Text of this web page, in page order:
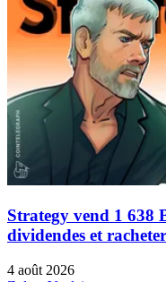
Strategy vend 1 638
dividendes et
4 août 2026